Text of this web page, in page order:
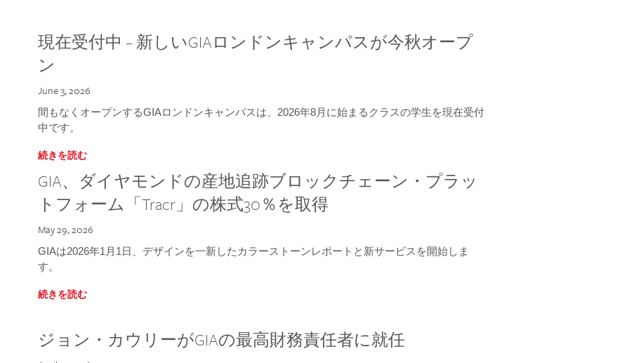
現在受付中 – 新しいGIAロンドンキャンパスが今秋オープ
ン
June 3, 2026
間もなくオープンするGIAロンドンキャンパスは、2026年8月に始まるクラスの学生を現在受付
中です。
続きを読む
GIA、ダイヤモンドの産地追跡ブロックチェーン・プラッ
トフォーム「Tracr」の株式30％を取得
May 29, 2026
GIAは2026年1月1日、デザインを一新したカラーストーンレポートと新サービスを開始しま
す。
続きを読む
ジョン・カウリーがGIAの最高財務責任者に就任